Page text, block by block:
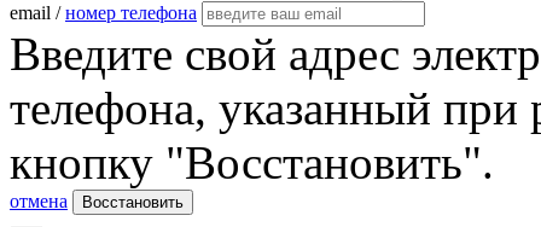
email /номер телефона
Введите свой адрес
телефона, указанный при
кнопку "Восстановить".
отмена Восстановить